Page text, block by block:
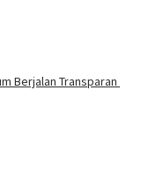
Berjalan Transparan